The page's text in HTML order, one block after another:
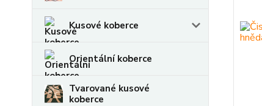
Kusové koberce
Orientální koberce
Tvarované kusové
koberce